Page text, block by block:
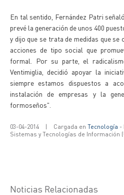
En tal sentido, Fernández Patri
prevé la generación de unos 400
y dijo que se trata de medidas que
acciones de tipo social que
formal. Por su parte, el
Ventimiglia, decidió apoyar la
siempre estamos dispuestos a
instalación de empresas y la
formoseños".
03-04-2014 | Cargada en Tecnología -
Sistemas y Tecnologías de Información
Noticias Relacionadas